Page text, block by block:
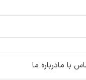
با مادرباره ما